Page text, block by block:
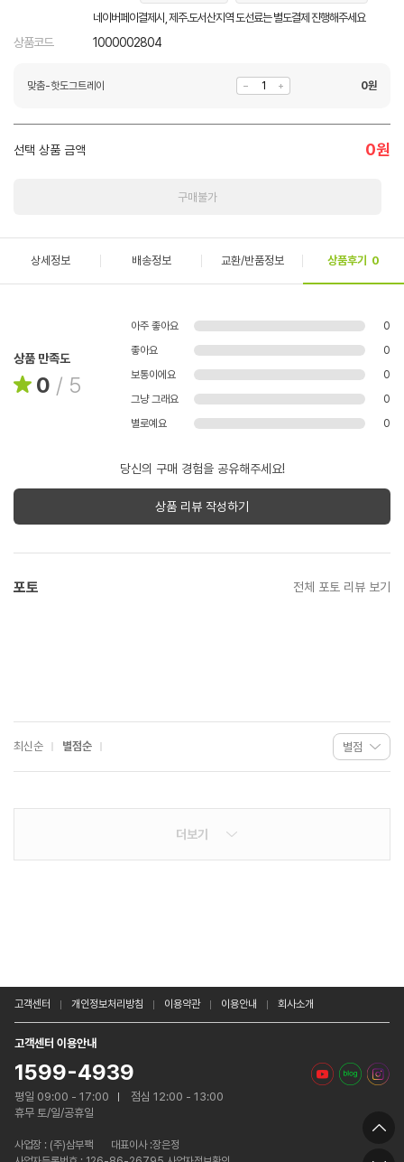
네이버페이결제시, 제주.도서산지역 도선료는 별도결제 진행해주세요
상품코드 1000002804
맞춤-핫도그트레이 0원
선택 상품 금액 0원
구매불가
상세정보 배송정보 교환/반품정보 상품후기 0
상품 만족도
0 / 5
아주 좋아요
0
좋아요
0
보통이에요
0
그냥 그래요
0
별로예요
0
당신의 구매 경험을 공유해주세요!
상품 리뷰 작성하기
포토 전체 포토 리뷰 보기
최신순 별점순
더보기
고객센터 개인정보처리방침 이용약관 이용안내 회사소개
고객센터 이용안내
1599-4939
평일 09:00 - 17:00
점심 12:00 - 13:00
휴무 토/일/공휴일
사업장 : (주)삼부팩
대표이사 :장은정